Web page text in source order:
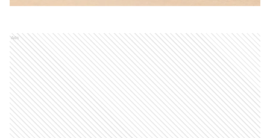
Ads